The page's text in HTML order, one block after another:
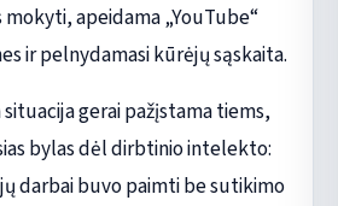
apeidama „YouTube“
ir pelnydamasi kūrėjų sąskaita.
gerai pažįstama tiems,
bylas dėl dirbtinio intelekto:
darbai buvo paimti be sutikimo